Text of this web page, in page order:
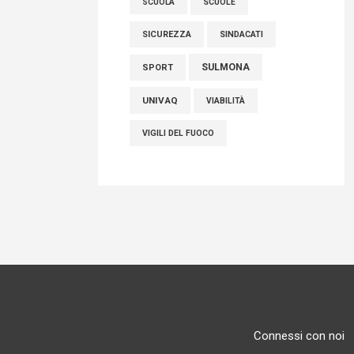
SCUOLA
SICUREZZA SINDACATI
SPORT SULMONA
UNIVAQ VIABILITÀ
VIGILI DEL FUOCO
Connessi con noi